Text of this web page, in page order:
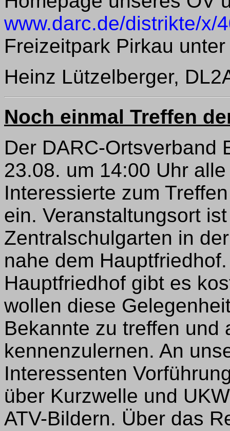
www.darc.de/distrikte/x/
Freizeitpark Pirkau
Heinz Lützelberger,
Noch einmal Treffen
Der DARC-Ortsverband
23.08. um 14:00 Uhr
Interessierte zum
ein. Veranstaltungsort
Zentralschulgarten in
nahe dem
Hauptfriedhof gibt es
wollen diese
Bekannte zu treffen und
kennenzulernen. An
Interessenten
über Kurzwelle und
ATV-Bildern. Über das